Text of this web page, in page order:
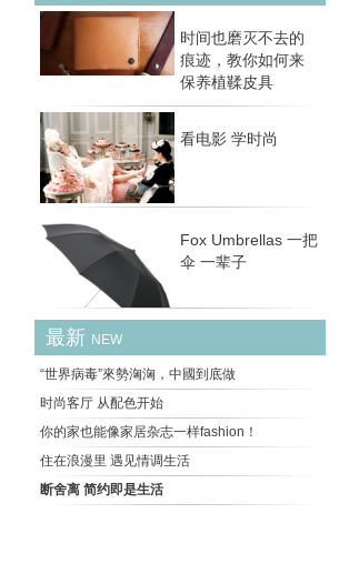
时间也磨灭不去的
痕迹，教你如何来
保养植鞣皮具
看电影 学时尚
Fox Umbrellas 一把
伞 一辈子
最新 NEW
“世界病毒”來勢洶洶，中國到底做
时尚客厅 从配色开始
你的家也能像家居杂志一样fashion！
住在浪漫里 遇见情调生活
断舍离 简约即是生活